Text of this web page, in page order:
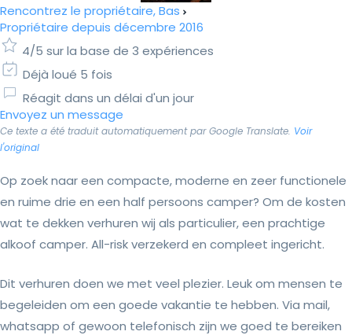
Rencontrez le propriétaire, Bas
Propriétaire depuis décembre 2016
4/5 sur la base de 3 expériences
Déjà loué 5 fois
Réagit dans un délai d'un jour
Envoyez un message
Ce texte a été traduit automatiquement par Google Translate. Voir
l'original
Op zoek naar een compacte, moderne en zeer functionele
en ruime drie en een half persoons camper? Om de kosten
wat te dekken verhuren wij als particulier, een prachtige
alkoof camper. All-risk verzekerd en compleet ingericht.
Dit verhuren doen we met veel plezier. Leuk om mensen te
begeleiden om een goede vakantie te hebben. Via mail,
whatsapp of gewoon telefonisch zijn we goed te bereiken